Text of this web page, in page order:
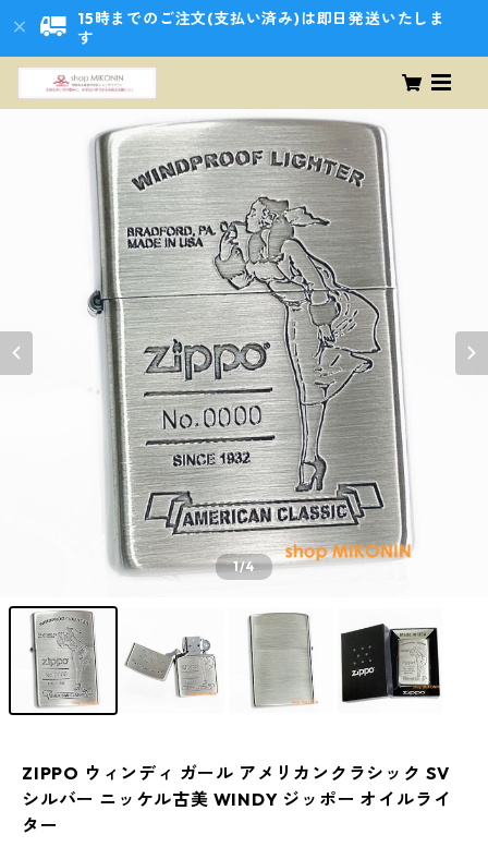
15時までのご注文(支払い済み)は即日発送いたしま
す
1/4
ZIPPO ウィンディ ガール アメリカンクラシック SV
シルバー ニッケル古美 WINDY ジッポー オイルライ
ター